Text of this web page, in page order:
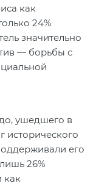
как
24%
значительно
— борьбы с
ушедшего в
исторического
его
26%
как